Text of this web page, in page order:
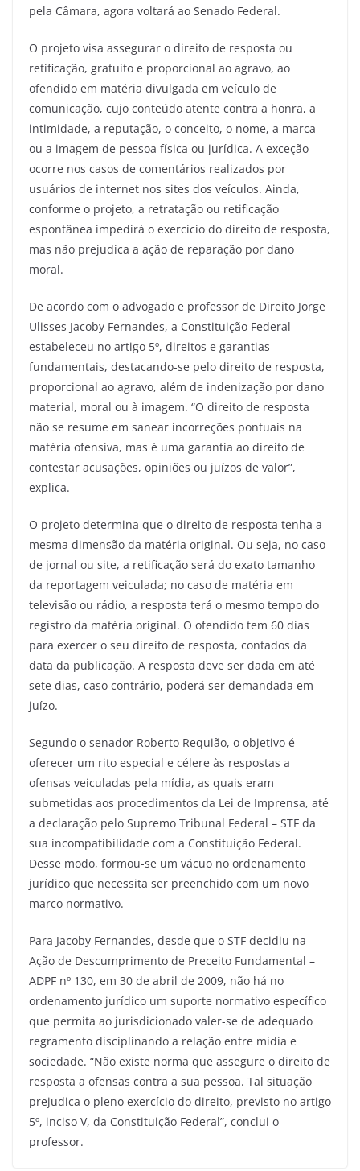
pela Câmara, agora voltará ao Senado Federal.
O projeto visa assegurar o direito de resposta ou
retificação, gratuito e proporcional ao agravo, ao
ofendido em matéria divulgada em veículo de
comunicação, cujo conteúdo atente contra a honra, a
intimidade, a reputação, o conceito, o nome, a marca
ou a imagem de pessoa física ou jurídica. A exceção
ocorre nos casos de comentários realizados por
usuários de internet nos sites dos veículos. Ainda,
conforme o projeto, a retratação ou retificação
espontânea impedirá o exercício do direito de resposta,
mas não prejudica a ação de reparação por dano
moral.
De acordo com o advogado e professor de Direito Jorge
Ulisses Jacoby Fernandes, a Constituição Federal
estabeleceu no artigo 5º, direitos e garantias
fundamentais, destacando-se pelo direito de resposta,
proporcional ao agravo, além de indenização por dano
material, moral ou à imagem. “O direito de resposta
não se resume em sanear incorreções pontuais na
matéria ofensiva, mas é uma garantia ao direito de
contestar acusações, opiniões ou juízos de valor”,
explica.
O projeto determina que o direito de resposta tenha a
mesma dimensão da matéria original. Ou seja, no caso
de jornal ou site, a retificação será do exato tamanho
da reportagem veiculada; no caso de matéria em
televisão ou rádio, a resposta terá o mesmo tempo do
registro da matéria original. O ofendido tem 60 dias
para exercer o seu direito de resposta, contados da
data da publicação. A resposta deve ser dada em até
sete dias, caso contrário, poderá ser demandada em
juízo.
Segundo o senador Roberto Requião, o objetivo é
oferecer um rito especial e célere às respostas a
ofensas veiculadas pela mídia, as quais eram
submetidas aos procedimentos da Lei de Imprensa, até
a declaração pelo Supremo Tribunal Federal – STF da
sua incompatibilidade com a Constituição Federal.
Desse modo, formou-se um vácuo no ordenamento
jurídico que necessita ser preenchido com um novo
marco normativo.
Para Jacoby Fernandes, desde que o STF decidiu na
Ação de Descumprimento de Preceito Fundamental –
ADPF nº 130, em 30 de abril de 2009, não há no
ordenamento jurídico um suporte normativo específico
que permita ao jurisdicionado valer-se de adequado
regramento disciplinando a relação entre mídia e
sociedade. “Não existe norma que assegure o direito de
resposta a ofensas contra a sua pessoa. Tal situação
prejudica o pleno exercício do direito, previsto no artigo
5º, inciso V, da Constituição Federal”, conclui o
professor.